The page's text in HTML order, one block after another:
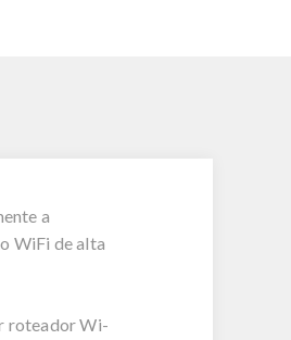
a
WiFi de alta
roteador Wi-